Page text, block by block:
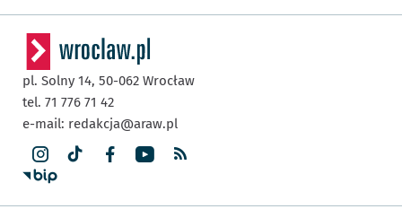
pl. Solny 14, 50-062 Wrocław
tel. 71 776 71 42
e-mail: redakcja@araw.pl